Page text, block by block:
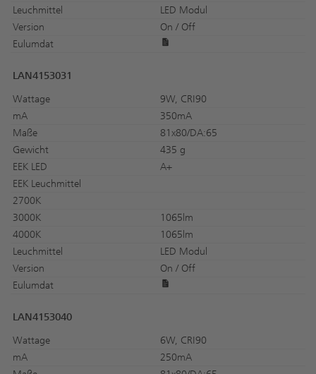
Leuchmittel
LED Modul
Version
On / Off
Eulumdat
LAN4153031
Wattage
9W, CRI90
mA
350mA
Maße
81x80/DA:65
Gewicht
435 g
EEK LED
A+
EEK Leuchmittel
2700K
3000K
1065lm
4000K
1065lm
Leuchmittel
LED Modul
Version
On / Off
Eulumdat
LAN4153040
Wattage
6W, CRI90
mA
250mA